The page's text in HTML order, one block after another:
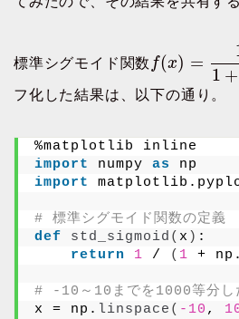
標準シグモイド関数 f(x) =
1 +
フ化した結果は、以下の通り。
%matplotlib inline
import
numpy as
np
import
# 標準シグモイド関数の定義
def
std_sigmoid ( x ) :
return
1 / ( 1 +
# -10～10までを1000等分し
x = np. linspace ( -10 ,